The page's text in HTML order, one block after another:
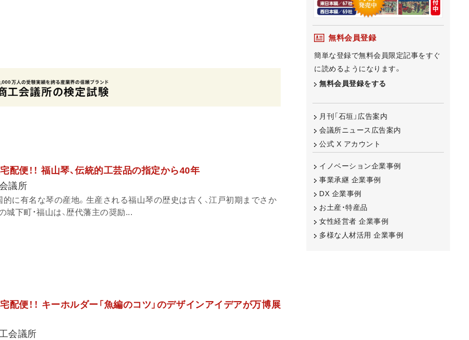
配便！！ 福山琴、伝統的工芸品の指定から40年
議所
的に有名な琴の産地。生産される福山琴の歴史は古く、江戸初期までさか
城下町・福山は、歴代藩主の奨励...
配便！！ キーホルダー「魚編のコツ」のデザインアイデアが万博展
会議所
無料会員登録
簡単な登録で無料会員限定記事をすぐ
に読めるようになります。
無料会員登録をする
月刊「石垣」広告案内
会議所ニュース広告案内
公式 X アカウント
イノベーション企業事例
事業承継 企業事例
DX 企業事例
お土産・特産品
女性経営者 企業事例
多様な人材活用 企業事例